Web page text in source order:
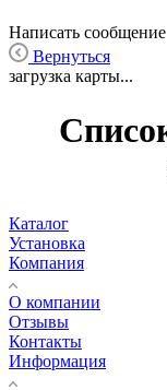
Написать сообщение
Вернуться
загрузка карты...
Каталог
Установка
Компания
О компании
Отзывы
Контакты
Информация